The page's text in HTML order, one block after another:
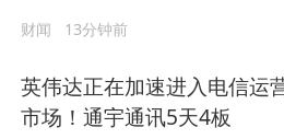
财闻 13分钟前
英伟达正在加速进入电信运
市场！通宇通讯5天4板